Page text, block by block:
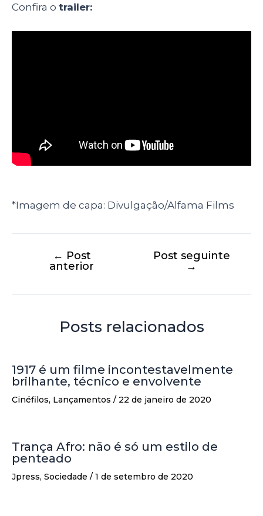
Confira o trailer:
*Imagem de capa: Divulgação/Alfama Films
← Post
anterior
Post seguinte
→
Posts relacionados
1917 é um filme incontestavelmente
brilhante, técnico e envolvente
Cinéfilos, Lançamentos / 22 de janeiro de 2020
Trança Afro: não é só um estilo de
penteado
Jpress, Sociedade / 1 de setembro de 2020